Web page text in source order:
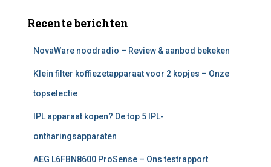
Recente berichten
NovaWare noodradio – Review & aanbod bekeken
Klein filter koffiezetapparaat voor 2 kopjes – Onze
topselectie
IPL apparaat kopen? De top 5 IPL-
ontharingsapparaten
AEG L6FBN8600 ProSense – Ons testrapport